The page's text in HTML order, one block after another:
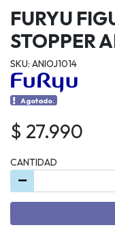
FURYU
STOPPER
SKU: ANIOJ1014
Agotado.
$ 27.990
CANTIDAD